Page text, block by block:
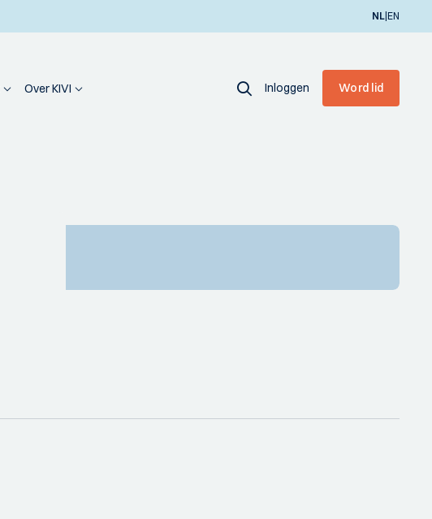
NL|EN
Over KIVI Inloggen Word lid